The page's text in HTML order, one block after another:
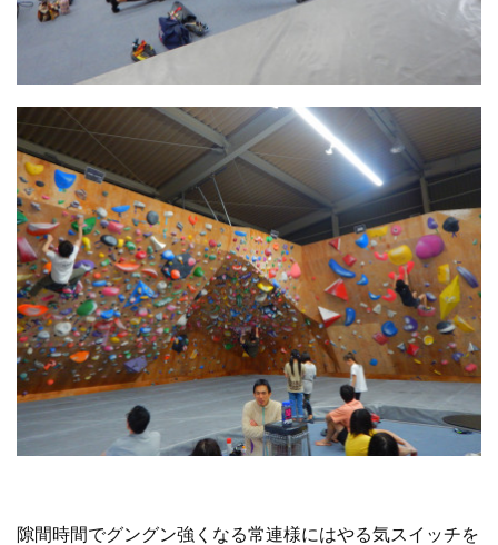
隙間時間でグングン強くなる常連様にはやる気スイッチを